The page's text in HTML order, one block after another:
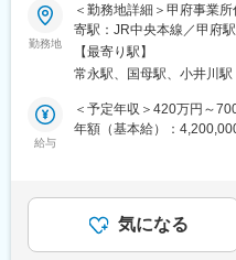
関・大学と取引があり、
学・石油・ゴム・繊維・
納入されています。
当社は毎年平均して10機
ことを目標にしております
に必要な高度先端機器を
を行っております。国内
ており、2025年度には過
■ミッション：
入社後は、先輩のサポー
業務からスタートしてい
徐々に担当範囲を広げな
ンバーへと成長していた
で、技術・品質・コスト
つけていただきます。将
■当社について：
ロード・ジャパン・イン
提供している会社です。
勤務地
＜勤務地詳細＞甲府事業
寄駅：JR中央本線／甲府
囲：会社の定める事業所
【最寄り駅】
常永駅、国母駅、小井川駅
給与
＜予定年収＞420万円～
年額（基本給）：
気になる